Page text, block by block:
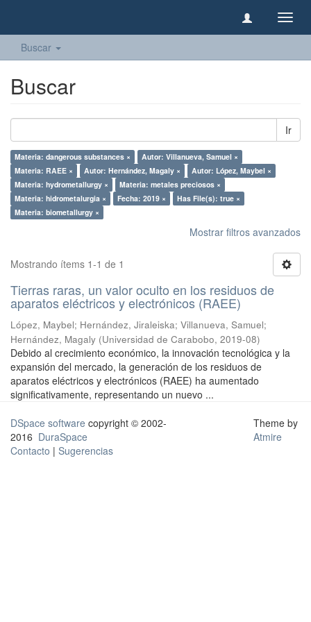
Buscar
Buscar
Ir
Materia: dangerous substances ×
Autor: Villanueva, Samuel ×
Materia: RAEE ×
Autor: Hernández, Magaly ×
Autor: López, Maybel ×
Materia: hydrometallurgy ×
Materia: metales preciosos ×
Materia: hidrometalurgia ×
Fecha: 2019 ×
Has File(s): true ×
Materia: biometallurgy ×
Mostrar filtros avanzados
Mostrando ítems 1-1 de 1
Tierras raras, un valor oculto en los residuos de
aparatos eléctricos y electrónicos (RAEE)
López, Maybel; Hernández, Jiraleiska; Villanueva, Samuel;
Hernández, Magaly (Universidad de Carabobo, 2019-08)
Debido al crecimiento económico, la innovación tecnológica y la
expansión del mercado, la generación de los residuos de
aparatos eléctricos y electrónicos (RAEE) ha aumentado
significativamente, representando un nuevo ...
DSpace software copyright © 2002-
2016 DuraSpace
Contacto | Sugerencias
Theme by
Atmire